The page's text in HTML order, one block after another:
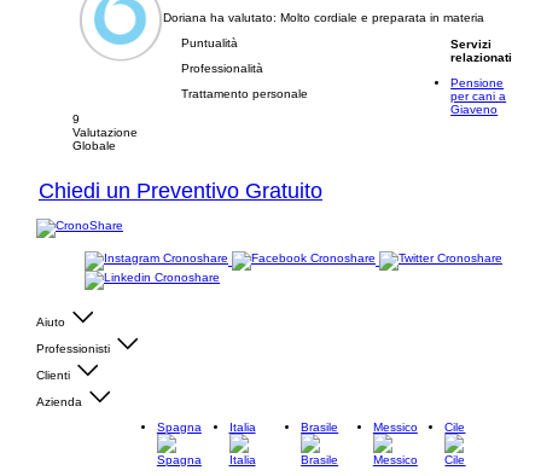
Doriana ha valutato: Molto cordiale e preparata in materia
Puntualità
Professionalità
Trattamento personale
9
Valutazione
Globale
Servizi
relazionati
Pensione
per cani a
Giaveno
Chiedi un Preventivo Gratuito
Aiuto
Professionisti
Clienti
Azienda
Spagna
Italia Brasile Messico Cile